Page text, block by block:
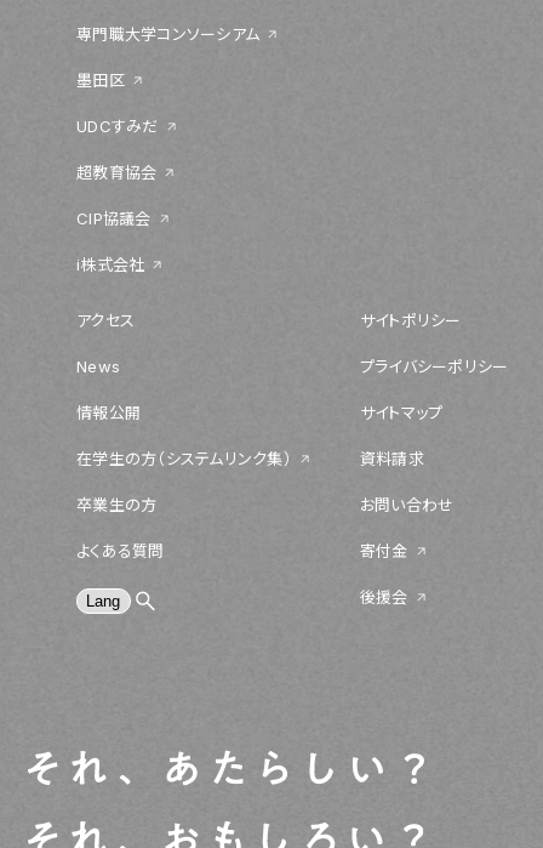
専門職大学コンソーシアム
墨田区
UDCすみだ
超教育協会
CIP協議会
i株式会社
アクセス
News
情報公開
在学生の方（システムリンク集）
卒業生の方
よくある質問
サイトポリシー
プライバシーポリシー
サイトマップ
資料請求
お問い合わせ
寄付金
後援会